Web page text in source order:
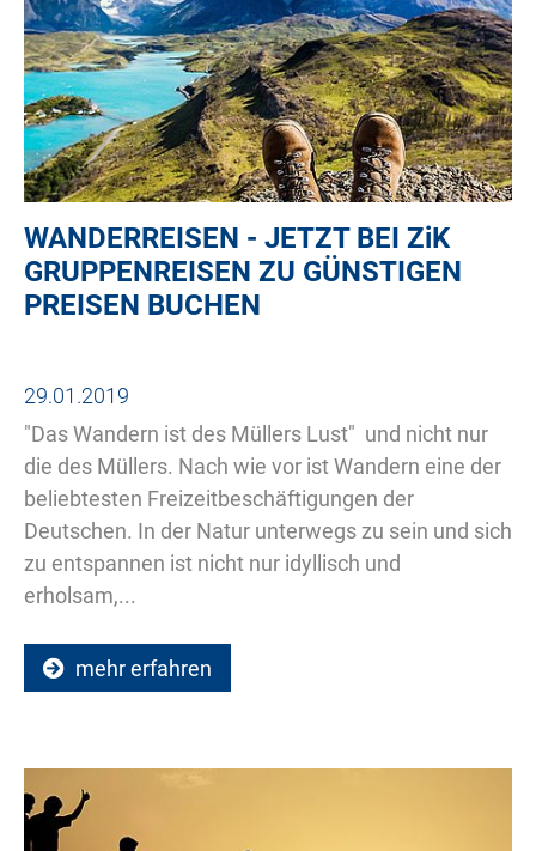
WANDERREISEN - JETZT BEI ZiK
GRUPPENREISEN ZU GÜNSTIGEN
PREISEN BUCHEN
29.01.2019
"Das Wandern ist des Müllers Lust"  und nicht nur
die des Müllers. Nach wie vor ist Wandern eine der
beliebtesten Freizeitbeschäftigungen der
Deutschen. In der Natur unterwegs zu sein und sich
zu entspannen ist nicht nur idyllisch und
erholsam,...
mehr erfahren